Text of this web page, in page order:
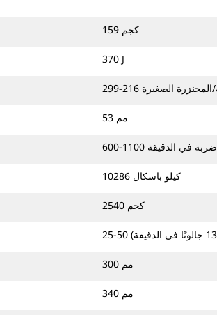
159 كجم
370 J
53 مم
600-1100 ضربة في الدقيقة
10286 كيلو باسكال
2540 كجم
300 مم
340 مم